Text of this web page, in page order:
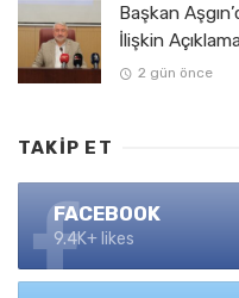
Başkan
İlişkin
2 gün önce
TAKIP ET
FACEBOOK
9.4K+ likes